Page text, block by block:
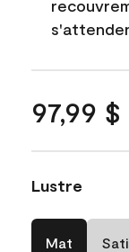
97,99
Lustre
Mat